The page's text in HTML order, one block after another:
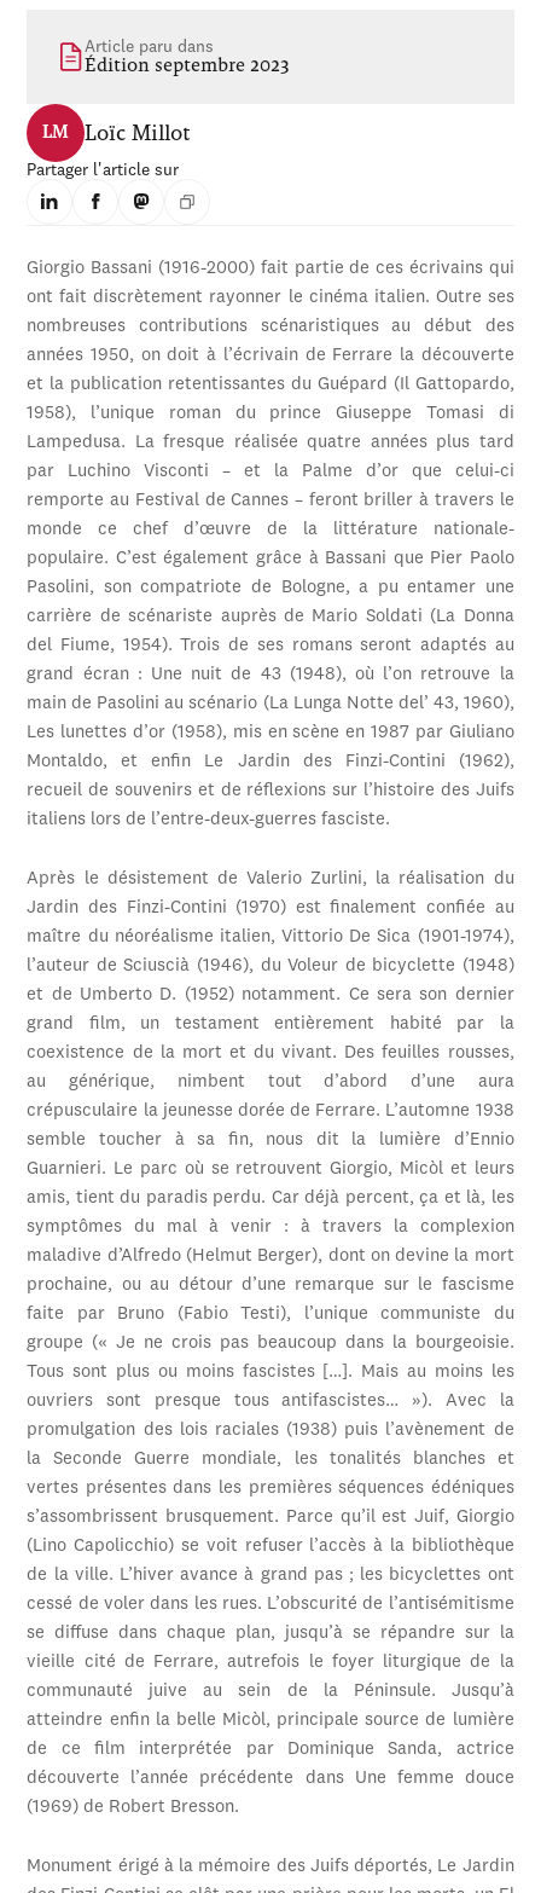
Article paru dans
Édition septembre 2023
LM Loïc Millot
Partager l'article sur
Giorgio Bassani (1916-2000) fait partie de ces écrivains qui
ont fait discrètement rayonner le cinéma italien. Outre ses
nombreuses contributions scénaristiques au début des
années 1950, on doit à l’écrivain de Ferrare la découverte
et la publication retentissantes du Guépard (Il Gattopardo,
1958), l’unique roman du prince Giuseppe Tomasi di
Lampedusa. La fresque réalisée quatre années plus tard
par Luchino Visconti – et la Palme d’or que celui-ci
remporte au Festival de Cannes – feront briller à travers le
monde ce chef d’œuvre de la littérature nationale-
populaire. C’est également grâce à Bassani que Pier Paolo
Pasolini, son compatriote de Bologne, a pu entamer une
carrière de scénariste auprès de Mario Soldati (La Donna
del Fiume, 1954). Trois de ses romans seront adaptés au
grand écran : Une nuit de 43 (1948), où l’on retrouve la
main de Pasolini au scénario (La Lunga Notte del’ 43, 1960),
Les lunettes d’or (1958), mis en scène en 1987 par Giuliano
Montaldo, et enfin Le Jardin des Finzi-Contini (1962),
recueil de souvenirs et de réflexions sur l’histoire des Juifs
italiens lors de l’entre-deux-guerres fasciste.
Après le désistement de Valerio Zurlini, la réalisation du
Jardin des Finzi-Contini (1970) est finalement confiée au
maître du néoréalisme italien, Vittorio De Sica (1901-1974),
l’auteur de Sciuscià (1946), du Voleur de bicyclette (1948)
et de Umberto D. (1952) notamment. Ce sera son dernier
grand film, un testament entièrement habité par la
coexistence de la mort et du vivant. Des feuilles rousses,
au générique, nimbent tout d’abord d’une aura
crépusculaire la jeunesse dorée de Ferrare. L’automne 1938
semble toucher à sa fin, nous dit la lumière d’Ennio
Guarnieri. Le parc où se retrouvent Giorgio, Micòl et leurs
amis, tient du paradis perdu. Car déjà percent, ça et là, les
symptômes du mal à venir : à travers la complexion
maladive d’Alfredo (Helmut Berger), dont on devine la mort
prochaine, ou au détour d’une remarque sur le fascisme
faite par Bruno (Fabio Testi), l’unique communiste du
groupe (« Je ne crois pas beaucoup dans la bourgeoisie.
Tous sont plus ou moins fascistes […]. Mais au moins les
ouvriers sont presque tous antifascistes… »). Avec la
promulgation des lois raciales (1938) puis l’avènement de
la Seconde Guerre mondiale, les tonalités blanches et
vertes présentes dans les premières séquences édéniques
s’assombrissent brusquement. Parce qu’il est Juif, Giorgio
(Lino Capolicchio) se voit refuser l’accès à la bibliothèque
de la ville. L’hiver avance à grand pas ; les bicyclettes ont
cessé de voler dans les rues. L’obscurité de l’antisémitisme
se diffuse dans chaque plan, jusqu’à se répandre sur la
vieille cité de Ferrare, autrefois le foyer liturgique de la
communauté juive au sein de la Péninsule. Jusqu’à
atteindre enfin la belle Micòl, principale source de lumière
de ce film interprétée par Dominique Sanda, actrice
découverte l’année précédente dans Une femme douce
(1969) de Robert Bresson.
Monument érigé à la mémoire des Juifs déportés, Le Jardin